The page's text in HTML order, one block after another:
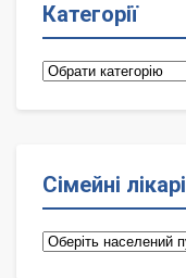
Категорії
Категорії
Сімейні лікарі
Сімейні